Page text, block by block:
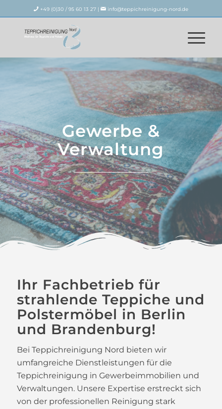
+49 (0)30 / 95 60 13 27 | info@teppichreinigung-nord.de
Gewerbe &
Verwaltung
Ihr Fachbetrieb für
strahlende Teppiche und
Polstermöbel in Berlin
und Brandenburg!
Bei Teppichreinigung Nord bieten wir
umfangreiche Dienstleistungen für die
Teppichreinigung in Gewerbeimmobilien und
Verwaltungen. Unsere Expertise erstreckt sich
von der professionellen Reinigung stark